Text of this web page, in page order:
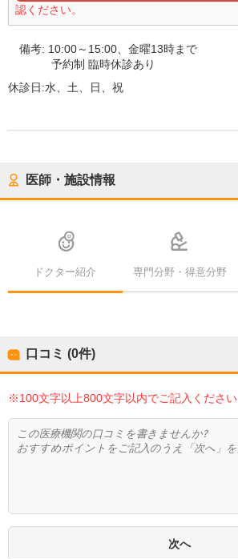
認ください。
備考: 10:00～15:00、金曜13時まで
予約制 臨時休診あり
休診日:水、土、日、祝
医師・施設情報
ドクター紹介 専門分野・得意分野
口コミ (0件)
※100文字以上800文字以内でご記入ください